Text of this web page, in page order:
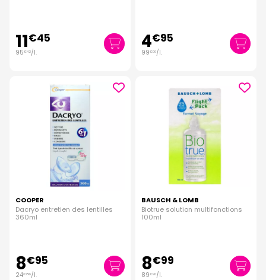
11€45
95€42/l. 4€95
99€00/l.
COOPER
Dacryo entretien des lentilles
360ml
8€95
24€86/l.
BAUSCH & LOMB
Biotrue solution multifonctions
100ml
8€99
89€90/l.